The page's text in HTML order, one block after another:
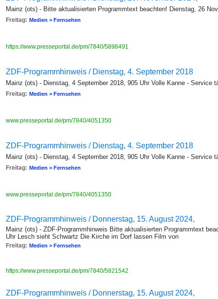
Mainz (ots) - Bitte aktualisierten Programmtext beachten! Dienstag, 26
Freitag: Medien > Fernsehen
https://www.presseportal.de/pm/7840/5898491
ZDF-Programmhinweis / Dienstag, 4. September 2018
Mainz (ots) - Dienstag, 4 September 2018, 905 Uhr Volle Kanne - Service
Freitag: Medien > Fernsehen
www.presseportal.de/pm/7840/4051350
ZDF-Programmhinweis / Dienstag, 4. September 2018
Mainz (ots) - Dienstag, 4 September 2018, 905 Uhr Volle Kanne - Service
Freitag: Medien > Fernsehen
www.presseportal.de/pm/7840/4051350
ZDF-Programmhinweis / Donnerstag, 15. August 2024,
Mainz (ots) - ZDF-Programmhinweis Bitte aktualisierten Programmtext
Uhr Lesch sieht Schwartz Die Kirche im Dorf lassen Film von
Freitag: Medien > Fernsehen
https://www.presseportal.de/pm/7840/5821542
ZDF-Programmhinweis / Donnerstag, 15. August 2024,